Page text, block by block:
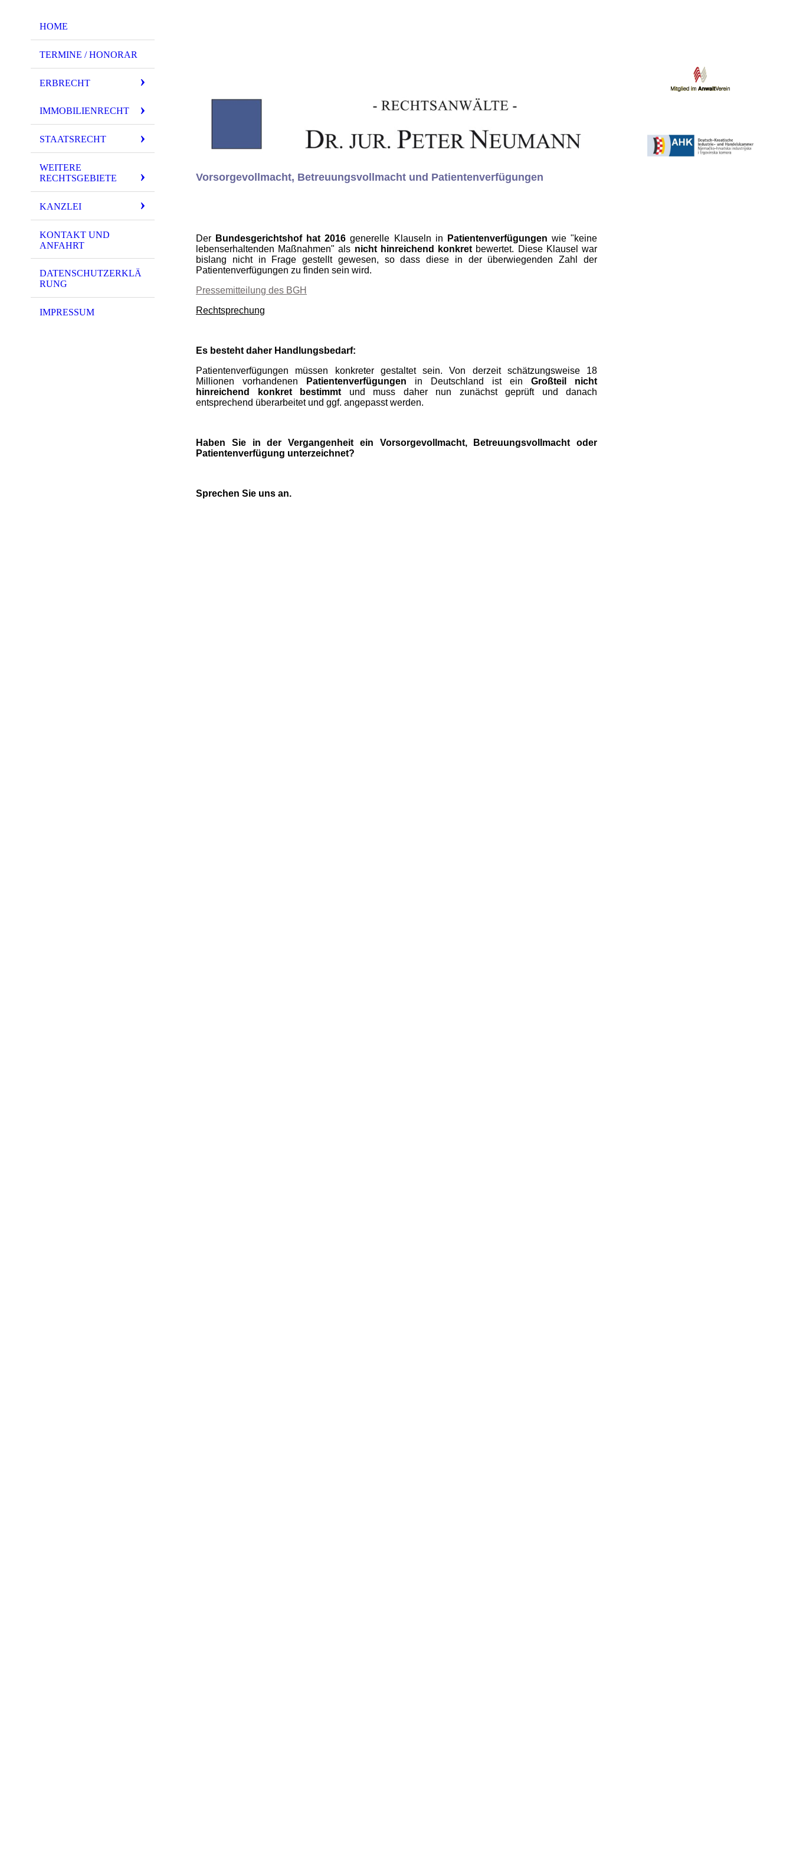
HOME
TERMINE / HONORAR
ERBRECHT
IMMOBILIENRECHT
STAATSRECHT
WEITERE
RECHTSGEBIETE
KANZLEI
KONTAKT UND
ANFAHRT
DATENSCHUTZERKLÄ
RUNG
IMPRESSUM
Vorsorgevollmacht, Betreuungsvollmacht und Patientenverfügungen
Der Bundesgerichtshof hat 2016 generelle Klauseln in Patientenverfügungen wie "keine
lebenserhaltenden Maßnahmen" als nicht hinreichend konkret bewertet. Diese Klausel war
bislang nicht in Frage gestellt gewesen, so dass diese in der überwiegenden Zahl der
Patientenverfügungen zu finden sein wird.
Pressemitteilung des BGH
Rechtsprechung
Es besteht daher Handlungsbedarf:
Patientenverfügungen müssen konkreter gestaltet sein. Von derzeit schätzungsweise 18
Millionen vorhandenen
Patientenverfügungen in Deutschland ist ein Großteil nicht
hinreichend konkret bestimmt und muss daher nun zunächst geprüft und danach
entsprechend überarbeitet und ggf. angepasst werden.
Haben Sie in der Vergangenheit ein Vorsorgevollmacht, Betreuungsvollmacht oder
Patientenverfügung unterzeichnet?
Sprechen Sie uns an.